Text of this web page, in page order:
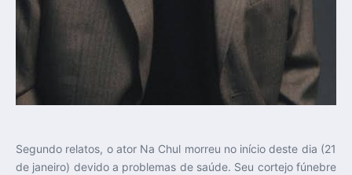
Segundo relatos, o ator Na Chul morreu no início deste dia (21
de janeiro) devido a problemas de saúde. Seu cortejo fúnebre